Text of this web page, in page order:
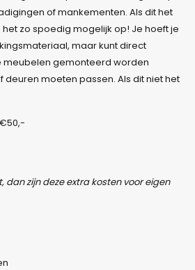
of mankementen. Als dit het
zo spoedig mogelijk op! Je hoeft je
maar kunt direct
meubelen gemonteerd worden
moeten passen. Als dit niet het
zijn deze extra kosten voor eigen